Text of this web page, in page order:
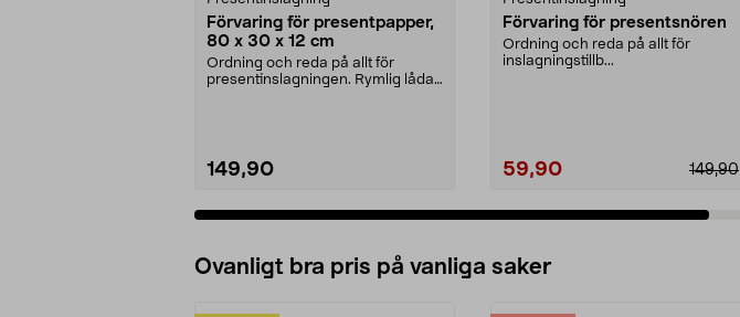
Förvaring för presentpapper,
80 x 30 x 12 cm
Ordning och reda på allt för
presentinslagningen. Rymlig låda
149,90
Förvaring för presentsnören
Ordning och reda på allt för
inslagningstillb...
59,90 149,90
Ovanligt bra pris på vanliga saker